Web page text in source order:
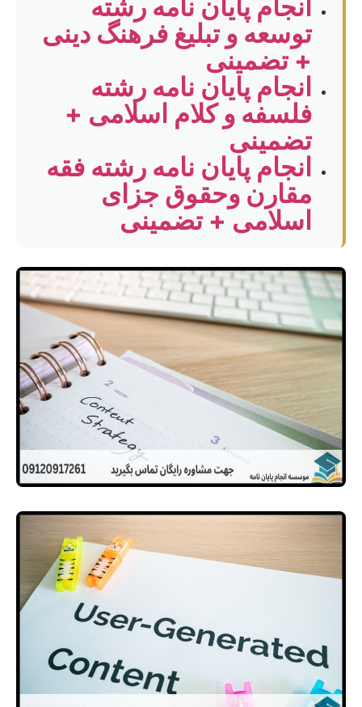
انجام پایان نامه رشته
توسعه و تبلیغ فرهنگ دینی
+ تضمینی
انجام پایان نامه رشته
فلسفه و کلام اسلامی +
تضمینی
انجام پایان نامه رشته فقه
مقارن وحقوق جزای
اسلامی + تضمینی